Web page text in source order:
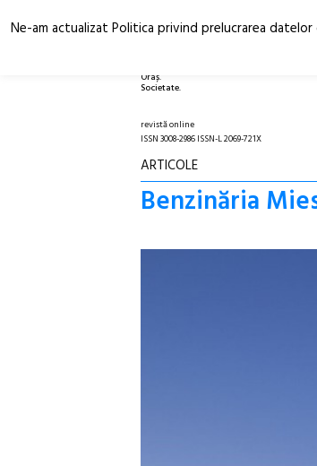
Oraș.
Societate.
revistă online
ISSN 3008-2986 ISSN-L 2069-721X
ARTICOLE
Benzinăria
Ne-am actualizat Politica privind prelucrarea